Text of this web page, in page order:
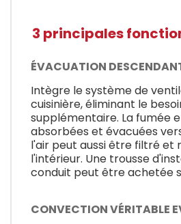
3 principales
ÉVACUATION
Intègre le système de
cuisinière, éliminant le
supplémentaire. La fumée
absorbées et évacuées
l'air peut aussi être filtré et
l'intérieur. Une trousse
conduit peut être achetée
CONVECTION VÉRITABLE